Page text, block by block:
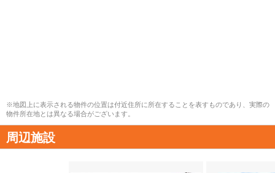
※地図上に表示される物件の位置は付近住所に所在することを表すものであり、実際の
物件所在地とは異なる場合がございます。
周辺施設